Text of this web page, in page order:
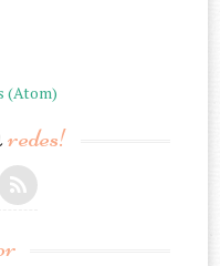
(Atom)
redes!